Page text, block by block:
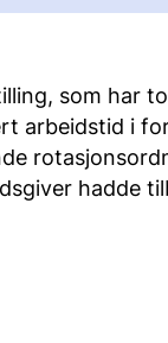
som har
arbeidstid i
hadde